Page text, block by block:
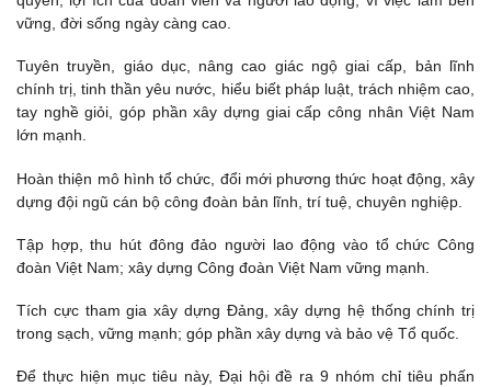
vững, đời sống ngày càng cao.
Tuyên truyền, giáo dục, nâng cao giác ngộ giai cấp, bản lĩnh
chính trị, tinh thần yêu nước, hiểu biết pháp luật, trách nhiệm cao,
tay nghề giỏi, góp phần xây dựng giai cấp công nhân Việt Nam
lớn mạnh.
Hoàn thiện mô hình tổ chức, đổi mới phương thức hoạt động, xây
dựng đội ngũ cán bộ công đoàn bản lĩnh, trí tuệ, chuyên nghiệp.
Tập hợp, thu hút đông đảo người lao động vào tổ chức Công
đoàn Việt Nam; xây dựng Công đoàn Việt Nam vững mạnh.
Tích cực tham gia xây dựng Đảng, xây dựng hệ thống chính trị
trong sạch, vững mạnh; góp phần xây dựng và bảo vệ Tổ quốc.
Để thực hiện mục tiêu này, Đại hội đề ra 9 nhóm chỉ tiêu phấn